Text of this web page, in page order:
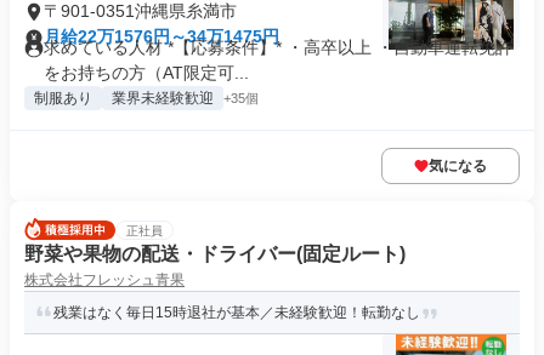
〒901-0351沖縄県糸満市
月給22万1576円～34万1475円
求めている人材 *【応募条件】* ・高卒以上 ・自動車運転免許
をお持ちの方（AT限定可...
制服あり 業界未経験歓迎 +35個
気になる
正社員
野菜や果物の配送・ドライバー(固定ルート)
株式会社フレッシュ青果
残業はなく毎日15時退社が基本／未経験歓迎！転勤なし